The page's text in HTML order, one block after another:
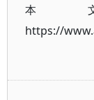
本
https://